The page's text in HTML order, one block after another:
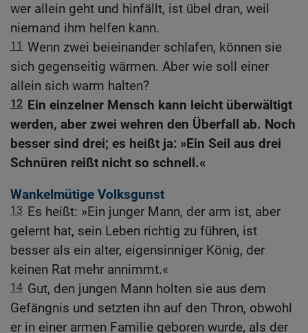
wer allein geht und hinfällt, ist übel dran, weil
niemand ihm helfen kann.
11 Wenn zwei beieinander schlafen, können sie
sich gegenseitig wärmen. Aber wie soll einer
allein sich warm halten?
12 Ein einzelner Mensch kann leicht überwältigt
werden, aber zwei wehren den Überfall ab. Noch
besser sind drei; es heißt ja: »Ein Seil aus drei
Schnüren reißt nicht so schnell.«
Wankelmütige Volksgunst
13 Es heißt: »Ein junger Mann, der arm ist, aber
gelernt hat, sein Leben richtig zu führen, ist
besser als ein alter, eigensinniger König, der
keinen Rat mehr annimmt.«
14 Gut, den jungen Mann holten sie aus dem
Gefängnis und setzten ihn auf den Thron, obwohl
er in einer armen Familie geboren wurde, als der